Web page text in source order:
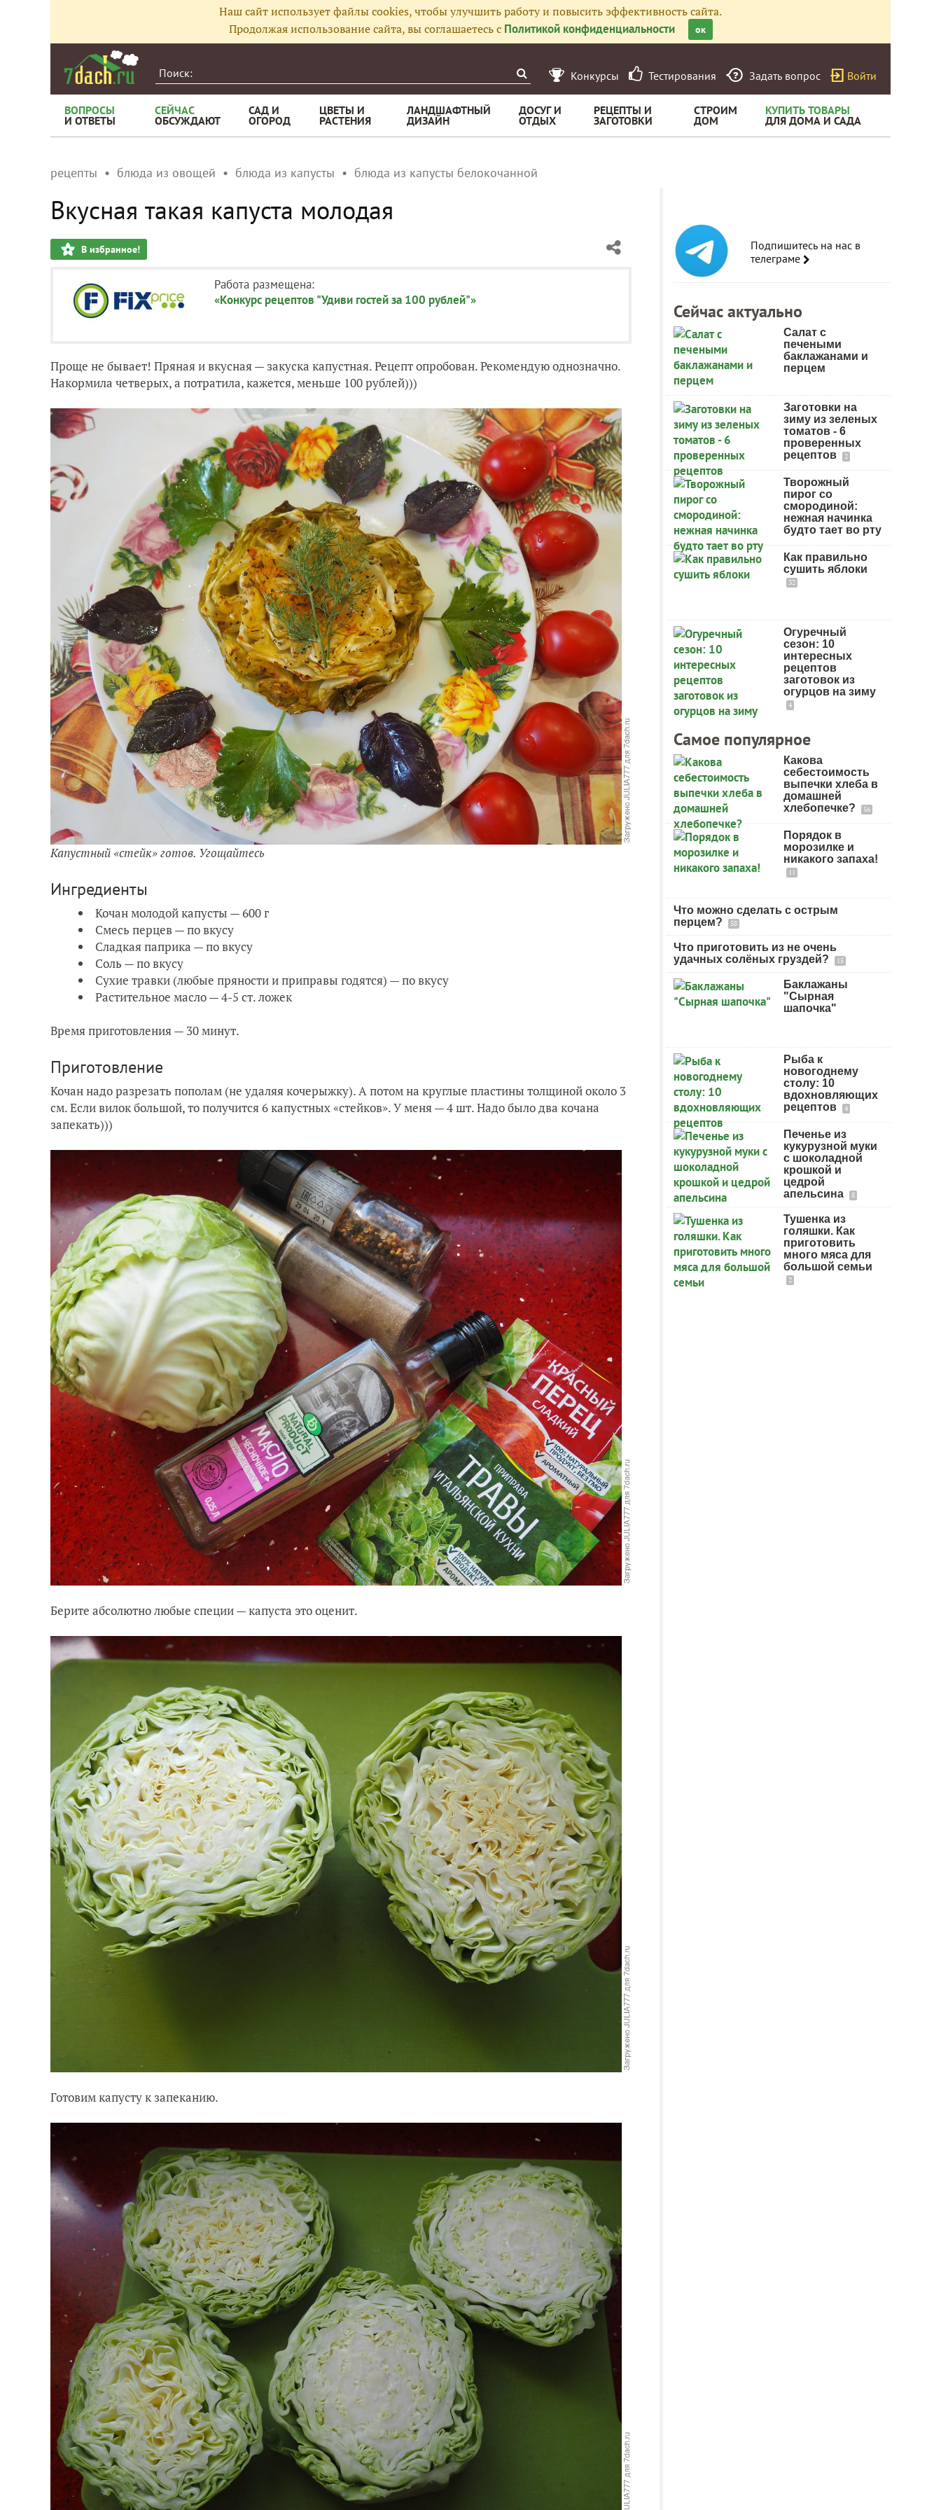
Наш сайт использует файлы cookies, чтобы улучшить работу и повысить эффективность сайта.
Продолжая использование сайта, вы соглашаетесь с Политикой конфиденциальности ок
Конкурсы Тестирования Задать вопрос Войти
ВОПРОСЫ
И ОТВЕТЫ
СЕЙЧАС
ОБСУЖДАЮТ
САД И
ОГОРОД
ЦВЕТЫ И
РАСТЕНИЯ
ЛАНДШАФТНЫЙ
ДИЗАЙН
ДОСУГ И
ОТДЫХ
РЕЦЕПТЫ И
ЗАГОТОВКИ
СТРОИМ
ДОМ
КУПИТЬ ТОВАРЫ
ДЛЯ ДОМА И САДА
рецепты блюда из овощей блюда из капусты блюда из капусты белокочанной
Вкусная такая капуста молодая
В избранное!
Работа размещена:
«Конкурс рецептов "Удиви гостей за 100 рублей"»
Проще не бывает! Пряная и вкусная — закуска капустная. Рецепт опробован. Рекомендую однозначно.
Накормила четверых, а потратила, кажется, меньше 100 рублей)))
Капустный «стейк» готов. Угощайтесь
Ингредиенты
Кочан молодой капусты — 600 г
Смесь перцев — по вкусу
Сладкая паприка — по вкусу
Соль — по вкусу
Сухие травки (любые пряности и приправы годятся) — по вкусу
Растительное масло — 4-5 ст. ложек
Время приготовления — 30 минут.
Приготовление
Кочан надо разрезать пополам (не удаляя кочерыжку). А потом на круглые пластины толщиной около 3
см. Если вилок большой, то получится 6 капустных «стейков». У меня — 4 шт. Надо было два кочана
запекать)))
Берите абсолютно любые специи — капуста это оценит.
Готовим капусту к запеканию.
Подпишитесь на нас в
телеграме
Сейчас актуально
Салат с
печеными
баклажанами и
перцем
Заготовки на
зиму из зеленых
томатов - 6
проверенных
рецептов
2
Творожный
пирог со
смородиной:
нежная начинка
будто тает во рту
Как правильно
сушить яблоки
32
Огуречный
сезон: 10
интересных
рецептов
заготовок из
огурцов на зиму
4
Самое популярное
Какова
себестоимость
выпечки хлеба в
домашней
хлебопечке?
56
Порядок в
морозилке и
никакого запаха!
11
Что можно сделать с острым
перцем?
58
Что приготовить из не очень
удачных солёных груздей?
15
Баклажаны
"Сырная
шапочка"
Рыба к
новогоднему
столу: 10
вдохновляющих
рецептов
4
Печенье из
кукурузной муки
с шоколадной
крошкой и
цедрой
апельсина
8
Тушенка из
голяшки. Как
приготовить
много мяса для
большой семьи
2